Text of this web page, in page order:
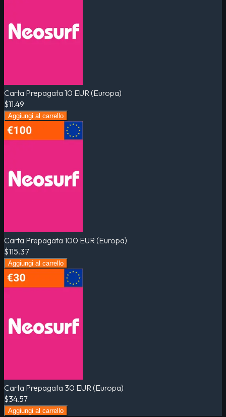
Carta Prepagata 10 EUR (Europa)
$11.49
Aggiungi al carrello
Carta Prepagata 100 EUR (Europa)
$115.37
Aggiungi al carrello
Carta Prepagata 30 EUR (Europa)
$34.57
Aggiungi al carrello